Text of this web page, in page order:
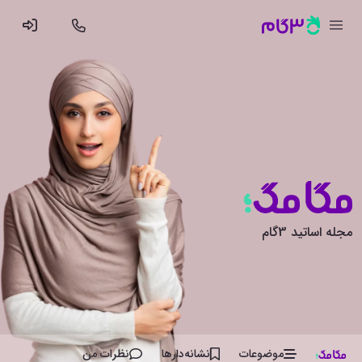
مجله اساتید 3گام
موضوعات نشانه‌دار‌ها نظرات من